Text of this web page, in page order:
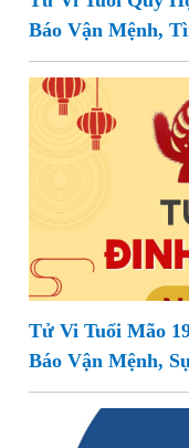
Báo Vận Mệnh,
Tử Vi Tuổi Mão
Báo Vận Mệnh,